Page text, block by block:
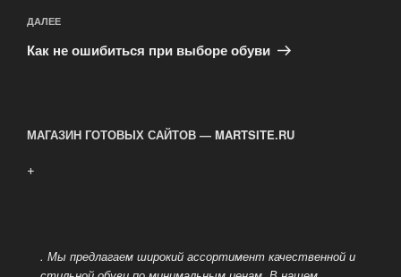
Следующая
запись
ДАЛЕЕ
Как не ошибиться при выборе обуви
МАГАЗИН ГОТОВЫХ САЙТОВ — MARTSITE.RU
+
. Мы предлагаем широкий ассортимент качественной и